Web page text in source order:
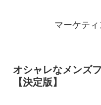
マーケテ
オシャレなメンズ
【決定版】